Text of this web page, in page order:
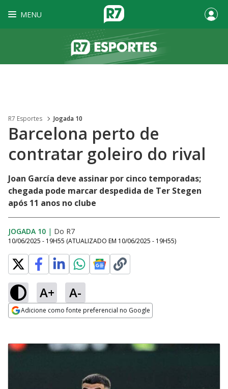
MENU
R7 Esportes Jogada 10
Barcelona perto de
contratar goleiro do rival
Joan García deve assinar por cinco temporadas;
chegada pode marcar despedida de Ter Stegen
após 11 anos no clube
JOGADA 10 | Do R7
10/06/2025 - 19H55 (ATUALIZADO EM 10/06/2025 - 19H55)
A+ A-
Adicione como fonte preferencial no Google